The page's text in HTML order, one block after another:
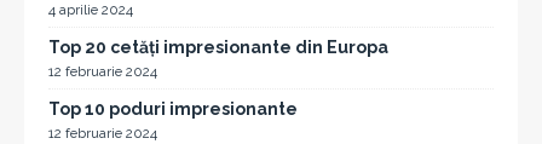
4 aprilie 2024
Top 20 cetăți impresionante din Europa
12 februarie 2024
Top 10 poduri impresionante
12 februarie 2024